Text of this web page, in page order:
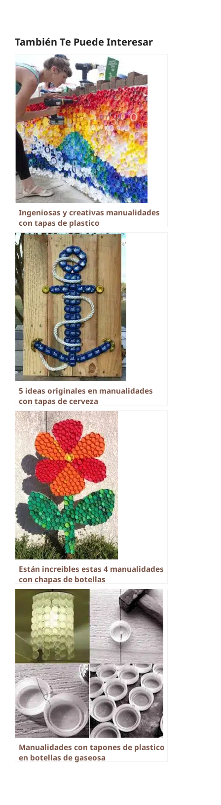
También Te Puede Interesar
Ingeniosas y creativas manualidades
con tapas de plastico
5 ideas originales en manualidades
con tapas de cerveza
Están increibles estas 4 manualidades
con chapas de botellas
Manualidades con tapones de plastico
en botellas de gaseosa